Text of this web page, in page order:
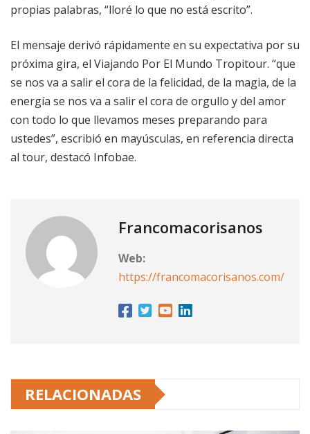
propias palabras, “lloré lo que no está escrito”.
El mensaje derivó rápidamente en su expectativa por su
próxima gira, el Viajando Por El Mundo Tropitour. “que
se nos va a salir el cora de la felicidad, de la magia, de la
energía se nos va a salir el cora de orgullo y del amor
con todo lo que llevamos meses preparando para
ustedes”, escribió en mayúsculas, en referencia directa
al tour, destacó Infobae.
Francomacorisanos
Web:
https://francomacorisanos.com/
RELACIONADAS